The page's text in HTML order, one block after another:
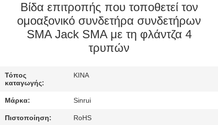
ΠΟΙΟΤΙΚΌΣ
ΈΛΕΓΧΟΣ
ΕΛΆΤΕ
ΣΕ
ΕΠΑΦΉ
Βίδα επιτροπής που τοποθετεί τον
ομοαξονικό συνδετήρα συνδετήρων
SMA Jack SMA με τη φλάντζα 4
τρυπών
Τόπος
καταγωγής:
ΚΙΝΑ
Μάρκα: Sinrui
Πιστοποίηση: RoHS